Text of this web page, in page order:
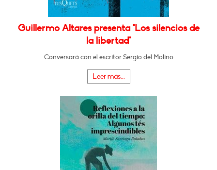
Guillermo Altares presenta "Los silencios de
la libertad"
Conversará con el escritor Sergio del Molino
Leer más...